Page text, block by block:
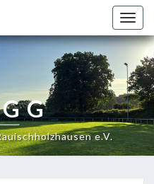
e.V.